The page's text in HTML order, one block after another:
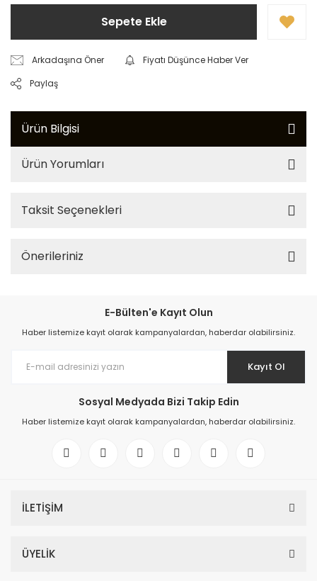
Sepete Ekle
Arkadaşına Öner
Fiyatı Düşünce Haber Ver
Paylaş
Ürün Bilgisi
Ürün Yorumları
Taksit Seçenekleri
Önerileriniz
E-Bülten'e Kayıt Olun
Haber listemize kayıt olarak kampanyalardan, haberdar olabilirsiniz.
Kayıt Ol
Sosyal Medyada Bizi Takip Edin
Haber listemize kayıt olarak kampanyalardan, haberdar olabilirsiniz.
İLETİŞİM
ÜYELİK